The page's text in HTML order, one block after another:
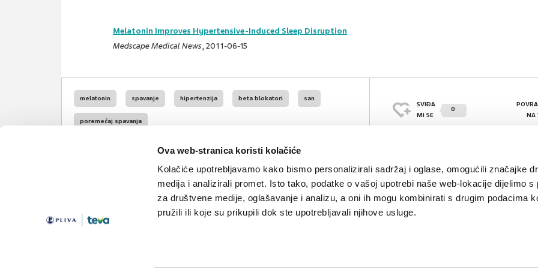
Ova web-stranica koristi kolačiće
Kolačiće upotrebljavamo kako bismo personalizirali sadržaj i oglase, omogućili značajke
medija i analizirali promet. Isto tako, podatke o vašoj upotrebi naše web-lokacije dijelimo s
za društvene medije, oglašavanje i analizu, a oni ih mogu kombinirati s drugim podacima
pružili ili koje su prikupili dok ste upotrebljavali njihove usluge.
Melatonin Improves Hypertensive-Induced Sleep Disruption
Medscape Medical News, 2011-06-15
melatonin spavanje hipertenzija beta blokatori san
poremećaj spavanja
SVIĐA
MI SE
0
NA
Važne pravne